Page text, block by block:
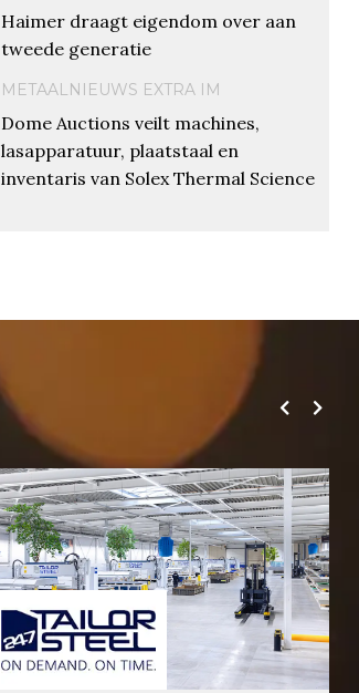
Haimer draagt eigendom over aan
tweede generatie
METAALNIEUWS EXTRA IM
Dome Auctions veilt machines,
lasapparatuur, plaatstaal en
inventaris van Solex Thermal Science